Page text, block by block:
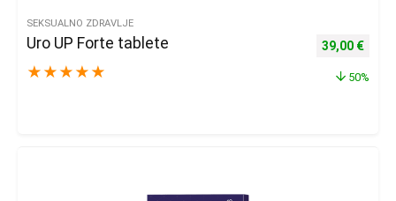
SEKSUALNO ZDRAVLJE
Uro UP Forte tablete
★ ★ ★ ★ ★
Izvorna
39,00 €
50%